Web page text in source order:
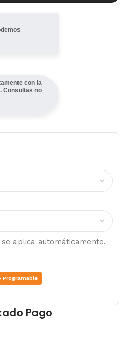
con la
Consultas no
aplica automáticamente.
Programable
Pago